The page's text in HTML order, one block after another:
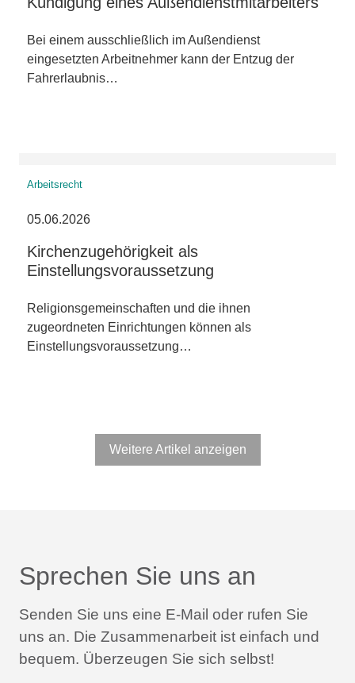
Bei einem ausschließlich im Außendienst
eingesetzten Arbeitnehmer kann der Entzug der
Fahrerlaubnis…
Arbeitsrecht
05.06.2026
Kirchenzugehörigkeit als
Einstellungsvoraussetzung
Religionsgemeinschaften und die ihnen
zugeordneten Einrichtungen können als
Einstellungsvoraussetzung…
Weitere Artikel anzeigen
Sprechen Sie uns an
Senden Sie uns eine E-Mail oder rufen Sie
uns an. Die Zusammenarbeit ist einfach und
bequem. Überzeugen Sie sich selbst!